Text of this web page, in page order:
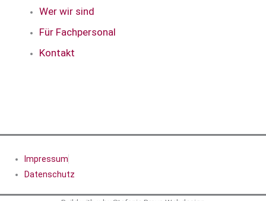
Wer wir sind
Für Fachpersonal
Kontakt
Impressum
Datenschutz